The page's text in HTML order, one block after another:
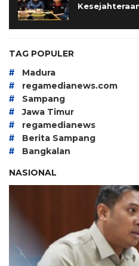
TAG POPULER
# Madura
# regamedianews.com
# Sampang
# Jawa Timur
# regamedianews
# Berita Sampang
#
Bangkalan
NASIONAL